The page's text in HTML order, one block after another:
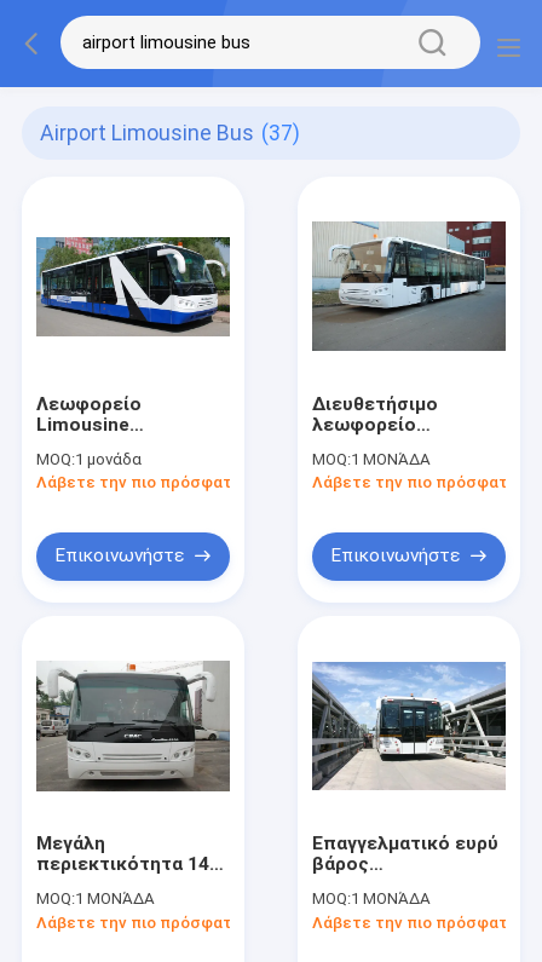
Airport Limousine Bus (37)
Λεωφορείο
Limousine
μηχανών της
Cummins ισοδύναμο
MOQ:1 μονάδα
Λάβετε την πιο πρόσφατη τιμή
Επικοινωνήστε
Διευθετήσιμο
λεωφορείο
αερολιμένων
λεωφορείων Aero
diesel
MOQ:1 ΜΟΝΆΔΑ
Λάβετε την πιο πρόσφατη
Επικοινωνήστε
Μεγάλη
περιεκτικότητα 14
λεωφορείων
Limousine
MOQ:1 ΜΟΝΆΔΑ
Λάβετε την πιο πρόσφατη τιμή
Επαγγελματικό ευρύ
βάρος
λεωφορείων
12250kgs ποδιών
MOQ:1 ΜΟΝΆΔΑ
Λάβετε την πιο πρόσφατη